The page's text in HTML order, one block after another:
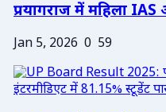
प्रयागराज में महिला
Jan 5, 2026 0 59